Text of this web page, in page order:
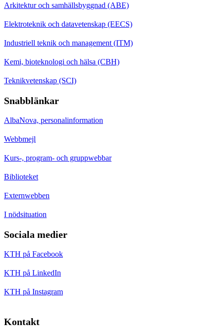
Arkitektur och samhällsbyggnad (ABE)
Elektroteknik och datavetenskap (EECS)
Industriell teknik och management (ITM)
Kemi, bioteknologi och hälsa (CBH)
Teknikvetenskap (SCI)
Snabblänkar
AlbaNova, personalinformation
Webbmejl
Kurs-, program- och gruppwebbar
Biblioteket
Externwebben
I nödsituation
Sociala medier
KTH på Facebook
KTH på LinkedIn
KTH på Instagram
Kontakt